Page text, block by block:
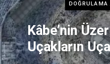
Kâbe’nin
Uçakların